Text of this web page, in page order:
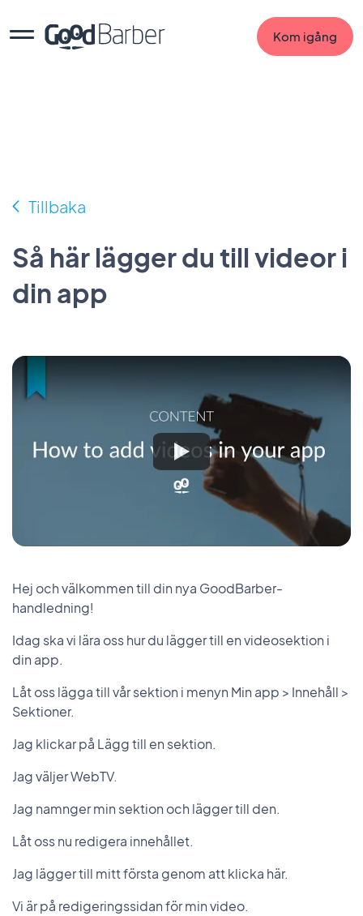
Kom igång
Tillbaka
Så här lägger du till videor i
din app
Hej och välkommen till din nya GoodBarber-
handledning!
Idag ska vi lära oss hur du lägger till en videosektion i
din app.
Låt oss lägga till vår sektion i menyn Min app > Innehåll >
Sektioner.
Jag klickar på Lägg till en sektion.
Jag väljer WebTV.
Jag namnger min sektion och lägger till den.
Låt oss nu redigera innehållet.
Jag lägger till mitt första genom att klicka här.
Vi är på redigeringssidan för min video.